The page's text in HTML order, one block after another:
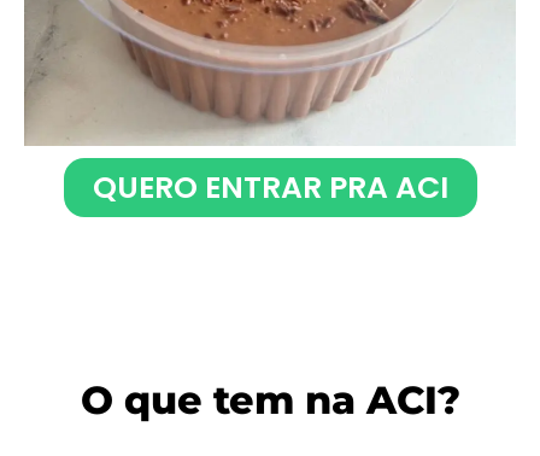
QUERO ENTRAR PRA ACI
O que tem na ACI?